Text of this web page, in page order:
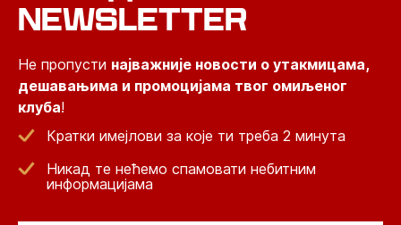
NEWSLETTER
Не пропусти најважније новости о утакмицама,
дешавањима и промоцијама твог омиљеног
клуба!
Кратки имејлови за које ти треба 2 минута
Никад те нећемо спамовати небитним
информацијама